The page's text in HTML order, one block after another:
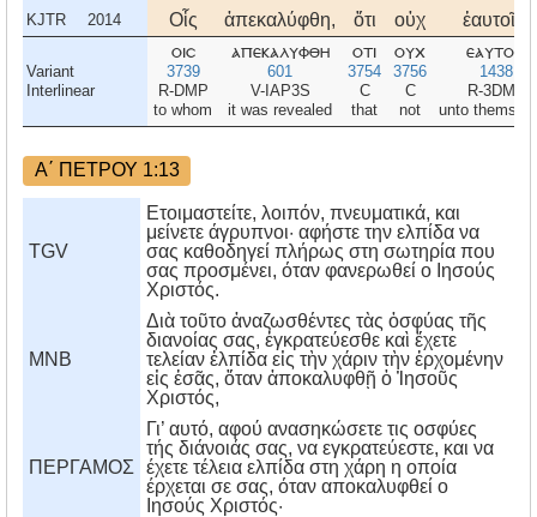
KJTR 2014 Οἷς ἀπεκαλύφθη, ὅτι οὐχ ἑαυτοῖς,
Variant
Interlinear
οισ
3739
R-DMP
to whom
απεκαλυφθη
601
V-IAP3S
it was revealed
οτι
3754
C
that
ουχ
3756
C
not
εαυτοισ
1438
R-3DMP
unto
Α΄ ΠΕΤΡΟΥ 1:13
TGV
Ετοιμαστείτε, λοιπόν, πνευματικά, και
μείνετε άγρυπνοι· αφήστε την ελπίδα να
σας καθοδηγεί πλήρως στη σωτηρία που
σας προσμένει, όταν φανερωθεί ο Ιησούς
Χριστός.
MNB
Διὰ τοῦτο ἀναζωσθέντες τὰς ὀσφύας τῆς
διανοίας σας, ἐγκρατεύεσθε καὶ ἔχετε
τελείαν ἐλπίδα εἰς τὴν χάριν τὴν ἐρχομένην
εἰς ἐσᾶς, ὅταν ἀποκαλυφθῇ ὁ Ἰησοῦς
Χριστός,
ΠΕΡΓΑΜΟΣ
Γι’ αυτό, αφού ανασηκώσετε τις οσφύες
τής διάνοιάς σας, να εγκρατεύεστε, και να
έχετε τέλεια ελπίδα στη χάρη η οποία
έρχεται σε σας, όταν αποκαλυφθεί ο
Iησούς Xριστός·